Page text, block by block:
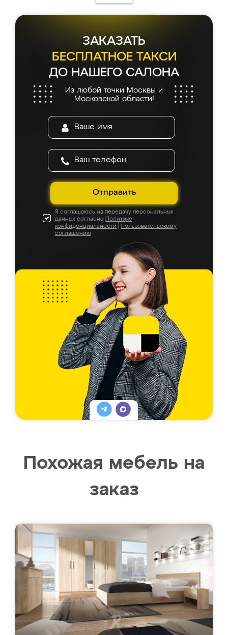
ЗАКАЗАТЬ
БЕСПЛАТНОЕ ТАКСИ
ДО НАШЕГО САЛОНА
Из любой точки Москвы и
Московской области!
Отправить
Я соглашаюсь на передачу персональных
данных согласно Политике
конфиденциальности
Пользовательскому
соглашению
Похожая мебель на
заказ